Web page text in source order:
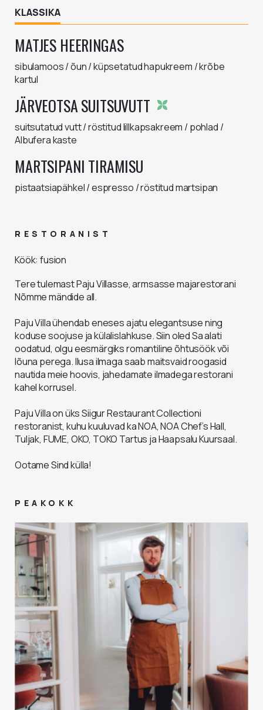
KLASSIKA
MATJES HEERINGAS
sibulamoos / õun / küpsetatud hapukreem / krõbe
kartul
JÄRVEOTSA SUITSUVUTT
suitsutatud vutt / röstitud lillkapsakreem / pohlad /
Albufera kaste
MARTSIPANI TIRAMISU
pistaatsiapähkel / espresso / röstitud martsipan
RESTORANIST
Köök:fusion
Tere tulemast Paju Villasse, armsasse majarestorani
Nõmme mändide all.
Paju Villa ühendab eneses ajatu elegantsuse ning
koduse soojuse ja külalislahkuse. Siin oled Sa alati
oodatud, olgu eesmärgiks romantiline õhtusöök või
lõuna perega. Ilusa ilmaga saab maitsvaid roogasid
nautida meie hoovis, jahedamate ilmadega restorani
kahel korrusel.
Paju Villa on üks Siigur Restaurant Collectioni
restoranist, kuhu kuuluvad ka NOA, NOA Chef’s Hall,
Tuljak, FUME, OKO, TOKO Tartus ja Haapsalu Kuursaal.
Ootame Sind külla!
PEAKOKK